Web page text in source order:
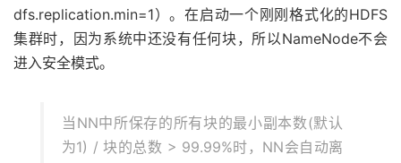
dfs.replication.min=1）。在启动一个刚刚格式化的HDFS
集群时，因为系统中还没有任何块，所以NameNode不会
进入安全模式。
当NN中所保存的所有块的最小副本数(默认
为1) / 块的总数 > 99.99%时，NN会自动离